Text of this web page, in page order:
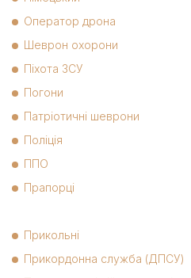
Оператор дрона
Шеврон охорони
Піхота ЗСУ
Погони
Патріотичні шеврони
Поліція
ППО
Прапорці
Прикольні
Прикордонна служба (ДПСУ)